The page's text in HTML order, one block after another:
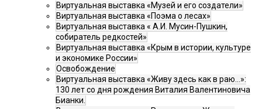
Виртуальная выставка «Музей и его создатели»
Виртуальная выставка «Поэма о лесах»
Виртуальная выставка « А.И. Мусин-Пушкин,
собиратель редкостей»
Виртуальная выставка «Крым в истории, культуре
и экономике России»
Освобождение
Виртуальная выставка «Живу здесь как в раю…»:
130 лет со дня рождения Виталия Валентиновича
Бианки.